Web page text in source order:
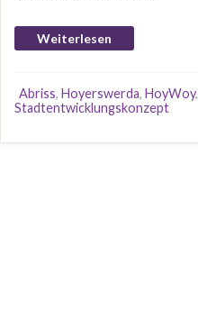
Weiterlesen
Abriss, Hoyerswerda, HoyWoy,
Stadtentwicklungskonzept